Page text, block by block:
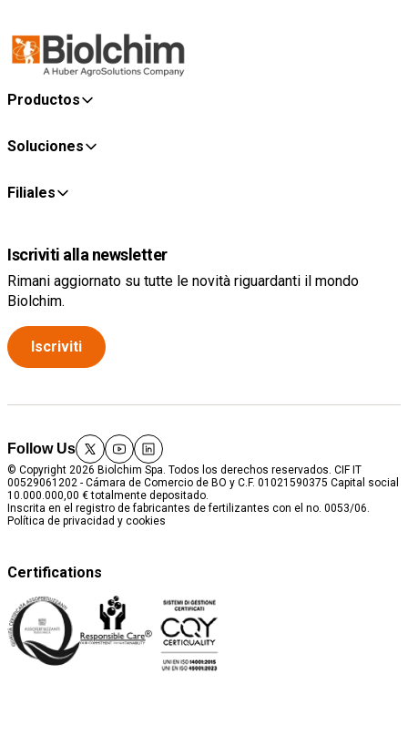
Productos
Soluciones
Filiales
Iscriviti alla newsletter
Rimani aggiornato su tutte le novità riguardanti il mondo
Biolchim.
Iscriviti
Follow Us
twitteryoutubelinkedin
© Copyright 2026 Biolchim Spa. Todos los derechos reservados. CIF IT
00529061202 - Cámara de Comercio de BO y C.F. 01021590375 Capital social
10.000.000,00 € totalmente depositado.
Inscrita en el registro de fabricantes de fertilizantes con el no. 0053/06.
Política de privacidad y cookies
Certifications